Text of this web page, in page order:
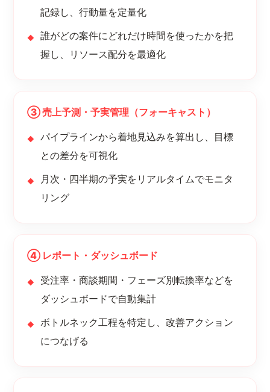
記録し、行動量を定量化
誰がどの案件にどれだけ時間を使ったかを把
握し、リソース配分を最適化
③ 売上予測・予実管理（フォーキャスト）
パイプラインから着地見込みを算出し、目標
との差分を可視化
月次・四半期の予実をリアルタイムでモニタ
リング
④ レポート・ダッシュボード
受注率・商談期間・フェーズ別転換率などを
ダッシュボードで自動集計
ボトルネック工程を特定し、改善アクション
につなげる